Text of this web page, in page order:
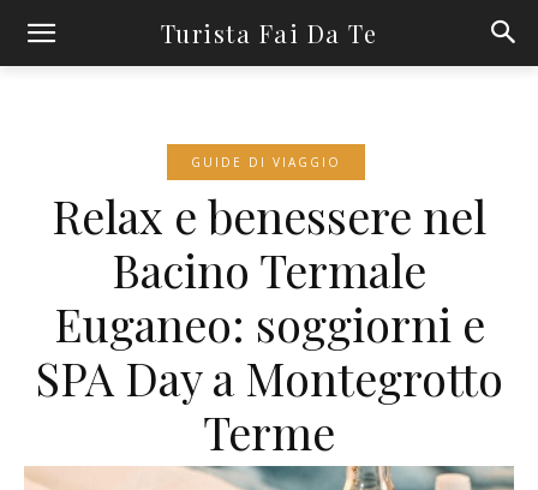
Turista Fai Da Te
GUIDE DI VIAGGIO
Relax e benessere nel
Bacino Termale
Euganeo: soggiorni e
SPA Day a Montegrotto
Terme